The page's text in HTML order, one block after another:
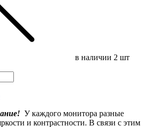
в наличии 2 шт
У каждого монитора разные
и контрастности. В связи с этим